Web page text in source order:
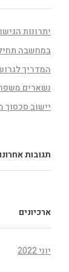
יתרונות
במחשבה
המדריך
נשארים
יישוב סכסוך
תגובות
ארכיונים
יוני 2022